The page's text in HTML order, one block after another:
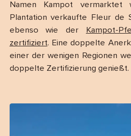
Namen Kampot vermarktet
Plantation verkaufte Fleur de
ebenso wie der Kampot-
zertifiziert. Eine doppelte
einer der wenigen Regionen
doppelte Zertifizierung genießt.